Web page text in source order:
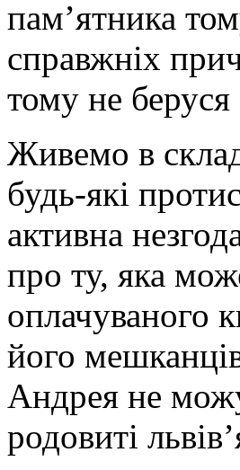
пам’ятника
справжніх
тому не беруся
Живемо в
будь-які
активна
про ту, яка
оплачуваного
його
Андрея не
родовиті